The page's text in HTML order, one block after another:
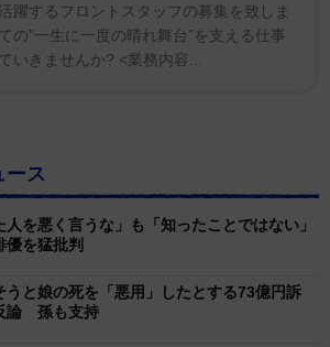
躍するフロントスタッフの募集を致しま
の”一生に一度の晴れ舞台”を支える仕事
いきませんか? <業務内容...
ース
人を悪く言うな」も「知ったことではない」
優を猛批判
うと娘の死を「悪用」したとする73億円訴
論 孫も支持